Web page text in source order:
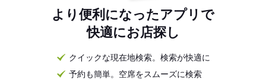
より便利になったアプリで
快適にお店探し
クイックな現在地検索。検索が快適に
予約も簡単。空席をスムーズに検索